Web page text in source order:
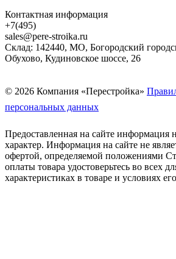
Контактная информация
+7(495)
sales@pere-stroika.ru
Склад: 142440, МО, Богородский
Обухово, Кудиновское шоссе, 26
© 2026 Компания «Перестройка»
персональных данных
Предоставленная на сайте информация
характер. Информация на сайте не
офертой, определяемой положениями
оплаты товара удостоверьтесь во всех
характеристиках в товаре и условиях